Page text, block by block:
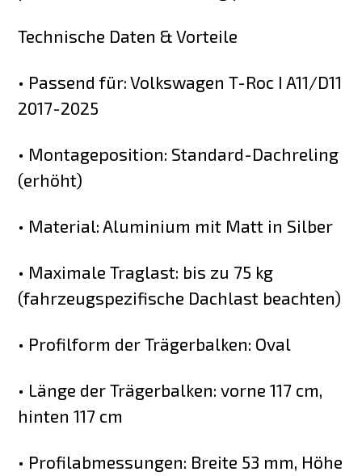
Technische Daten & Vorteile
• Passend für: Volkswagen T-Roc I A11/D11
2017-2025
• Montageposition: Standard-Dachreling
(erhöht)
• Material: Aluminium mit Matt in Silber
• Maximale Traglast: bis zu 75 kg
(fahrzeugspezifische Dachlast beachten)
• Profilform der Trägerbalken: Oval
• Länge der Trägerbalken: vorne 117 cm,
hinten 117 cm
• Profilabmessungen: Breite 53 mm, Höhe